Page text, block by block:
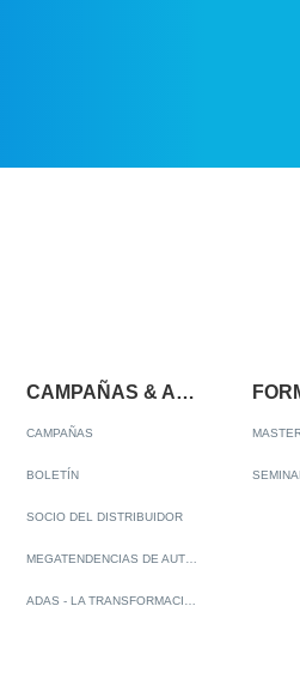
CAMPAÑAS & ACCIONES
CAMPAÑAS
BOLETÍN
SOCIO DEL DISTRIBUIDOR
MEGATENDENCIAS DE AUTOMOCIÓN